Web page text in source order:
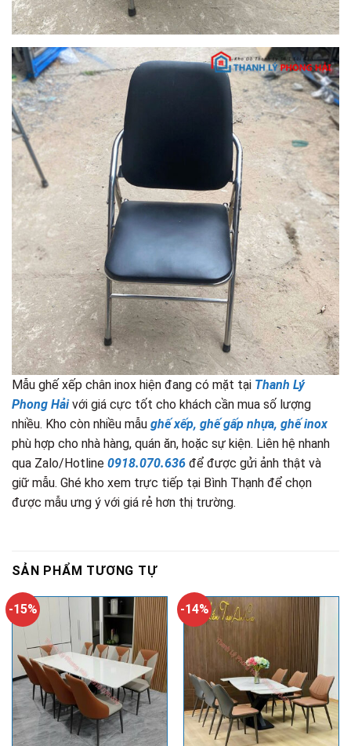
Mẫu ghế xếp chân inox hiện đang có mặt tại Thanh Lý
Phong Hảivới giá cực tốt cho khách cần mua số lượng
nhiều. Kho còn nhiều mẫu ghế xếp, ghế gấp nhựa, ghế inox
phù hợp cho nhà hàng, quán ăn, hoặc sự kiện. Liên hệ nhanh
qua Zalo/Hotline 0918.070.636 để được gửi ảnh thật và
giữ mẫu. Ghé kho xem trực tiếp tại Bình Thạnh để chọn
được mẫu ưng ý với giá rẻ hơn thị trường.
SẢN PHẨM TƯƠNG TỰ
-15% -14%